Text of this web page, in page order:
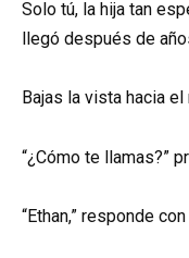
Solo tú, la hija tan
llegó después de
Bajas la vista hacia el
“¿Cómo te llamas?”
“Ethan,” responde